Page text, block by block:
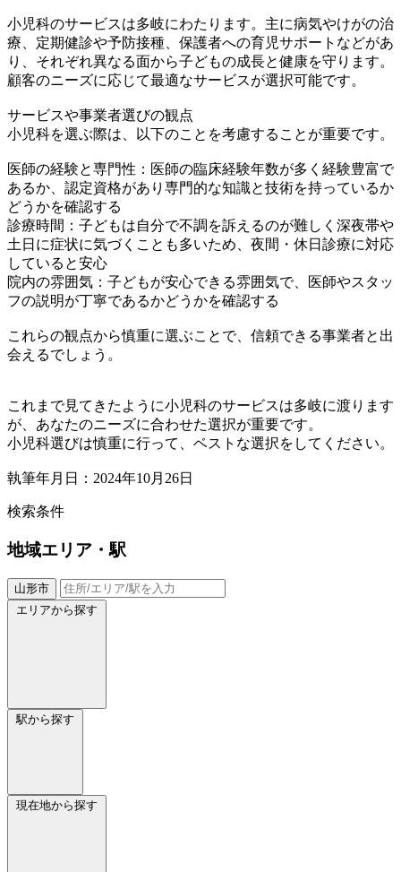
小児科のサービスは多岐にわたります。主に病気やけがの治
療、定期健診や予防接種、保護者への育児サポートなどがあ
り、それぞれ異なる面から子どもの成長と健康を守ります。
顧客のニーズに応じて最適なサービスが選択可能です。
サービスや事業者選びの観点
小児科を選ぶ際は、以下のことを考慮することが重要です。
医師の経験と専門性：医師の臨床経験年数が多く経験豊富で
あるか、認定資格があり専門的な知識と技術を持っているか
どうかを確認する
診療時間：子どもは自分で不調を訴えるのが難しく深夜帯や
土日に症状に気づくことも多いため、夜間・休日診療に対応
していると安心
院内の雰囲気：子どもが安心できる雰囲気で、医師やスタッ
フの説明が丁寧であるかどうかを確認する
これらの観点から慎重に選ぶことで、信頼できる事業者と出
会えるでしょう。
これまで見てきたように小児科のサービスは多岐に渡ります
が、あなたのニーズに合わせた選択が重要です。
小児科選びは慎重に行って、ベストな選択をしてください。
執筆年月日：2024年10月26日
検索条件
地域エリア・駅
山形市
エリアから探す
駅から探す
現在地から探す